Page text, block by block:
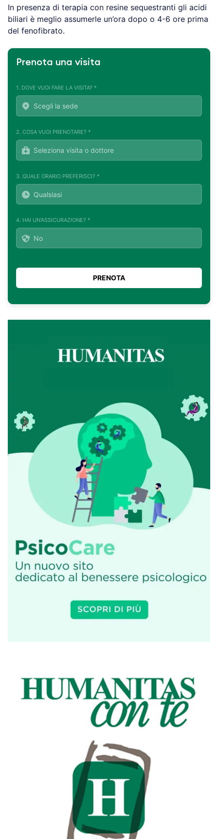
In presenza di terapia con resine sequestranti gli acidi
biliari è meglio assumerle un’ora dopo o 4-6 ore prima
del fenofibrato.
Prenota una visita
1. DOVE VUOI FARE LA VISITA? *
2. COSA VUOI PRENOTARE? *
3. QUALE ORARIO PREFERISCI? *
4. HAI UN'ASSICURAZIONE? *